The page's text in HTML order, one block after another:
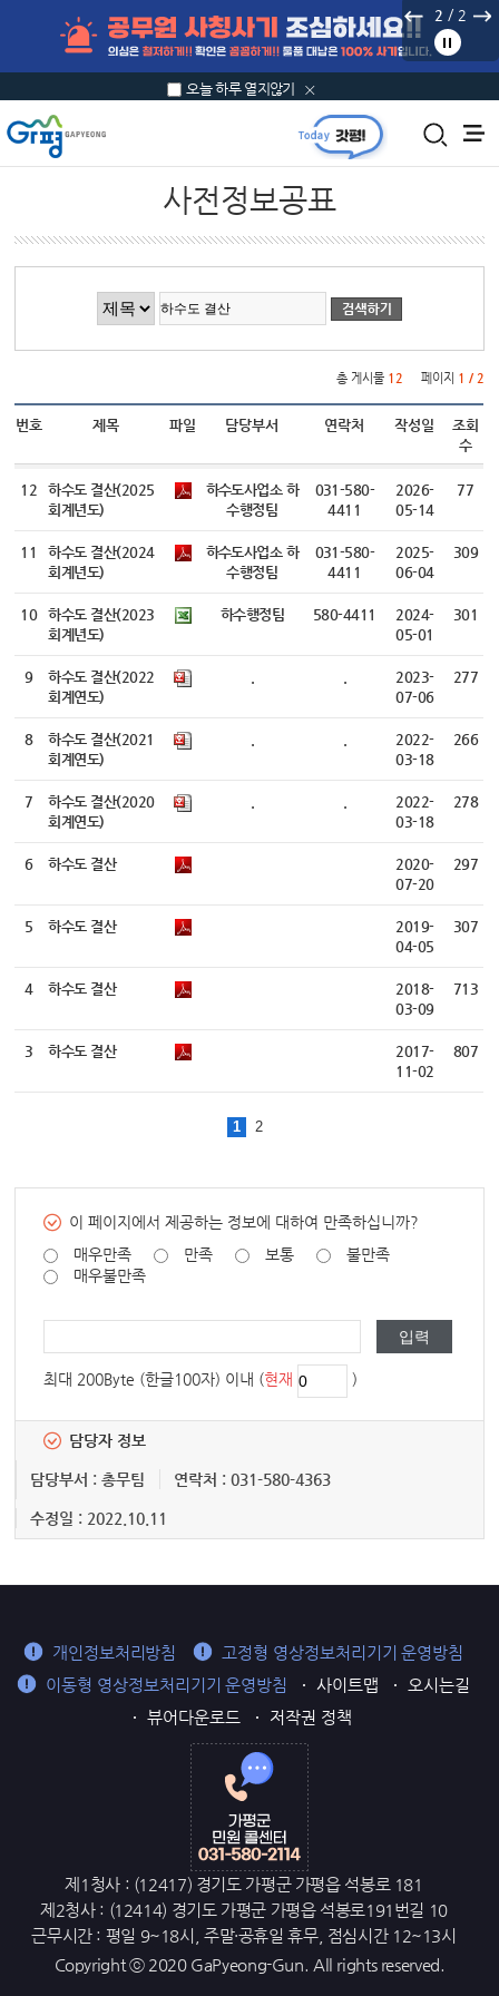
2 / 2
오늘 하루 열지않기
사전정보공표
총 게시물 12 페이지 1 / 2
번호 제목 파일 담당부서 연락처 작성일
조회
수
12
하수도 결산(2025
회계년도)
하수도사업소 하
수행정팀
031-580-
4411
2026-
05-14
77
11
하수도 결산(2024
회계년도)
하수도사업소 하
수행정팀
031-580-
4411
2025-
06-04
309
10
하수도 결산(2023
회계년도)
하수행정팀 580-4411
2024-
05-01
301
9
하수도 결산(2022
회계연도)
2023-
07-06
277
8
하수도 결산(2021
회계연도)
2022-
03-18
266
7
하수도 결산(2020
회계연도)
2022-
03-18
278
6 하수도 결산
2020-
07-20
297
5 하수도 결산
2019-
04-05
307
4 하수도 결산
2018-
03-09
713
3 하수도 결산
2017-
11-02
807
1 2
이 페이지에서 제공하는 정보에 대하여 만족하십니까?
매우만족
만족 보통
불만족
매우불만족
최대 200Byte (한글100자) 이내 (현재 )
담당자 정보
담당부서 : 총무팀 연락처 : 031-580-4363
수정일 : 2022.10.11
개인정보처리방침
고정형 영상정보처리기기 운영방침
이동형 영상정보처리기기 운영방침
사이트맵
오시는길
뷰어다운로드
저작권 정책
제1청사 : (12417) 경기도 가평군 가평읍 석봉로 181
제2청사 : (12414) 경기도 가평군 가평읍 석봉로191번길 10
근무시간 : 평일 9~18시, 주말·공휴일 휴무, 점심시간 12~13시
Copyright ⓒ 2020 GaPyeong-Gun. All rights reserved.